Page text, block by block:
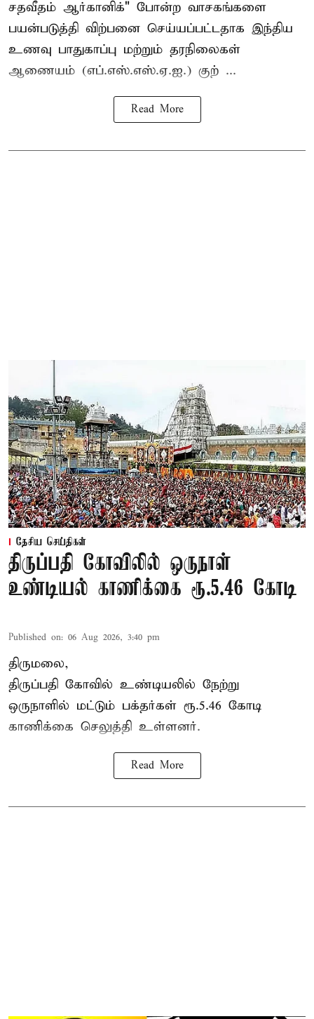
சதவீதம் ஆர்கானிக்" போன்ற வாசகங்களை
பயன்படுத்தி விற்பனை செய்யப்பட்டதாக இந்திய
உணவு பாதுகாப்பு மற்றும் தரநிலைகள்
ஆணையம் (எப்.எஸ்.எஸ்.ஏ.ஐ.) குற் ...
Read More
தேசிய செய்திகள்
திருப்பதி கோவிலில் ஒருநாள்
உண்டியல் காணிக்கை ரூ.5.46 கோடி
Published on: 06 Aug 2026, 3:40 pm
திருமலை,
திருப்பதி கோவில் உண்டியலில் நேற்று
ஒருநாளில் மட்டும் பக்தர்கள் ரூ.5.46 கோடி
காணிக்கை செலுத்தி உள்ளனர்.
Read More